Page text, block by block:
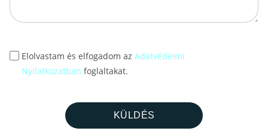
Elolvastam és elfogadom az Adatvédelmi
Nyilatkozatban foglaltakat.
KÜLDÉS